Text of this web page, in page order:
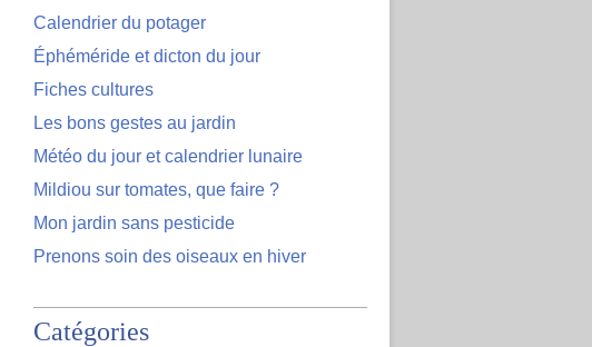
Calendrier du potager
Éphéméride et dicton du jour
Fiches cultures
Les bons gestes au jardin
Météo du jour et calendrier lunaire
Mildiou sur tomates, que faire ?
Mon jardin sans pesticide
Prenons soin des oiseaux en hiver
Catégories